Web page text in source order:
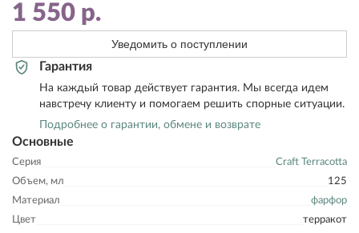
Основные
Серия
Craft Terracotta
Объем, мл
125
Материал
фарфор
Цвет
терракот
1 550 р.
Уведомить о поступлении
Гарантия
На каждый товар действует гарантия. Мы всегда идем
навстречу клиенту и помогаем решить спорные ситуации.
Подробнее о гарантии, обмене и возврате